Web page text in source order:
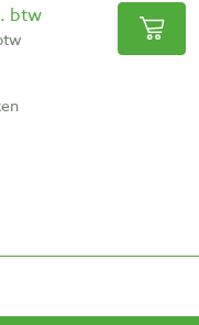
btw